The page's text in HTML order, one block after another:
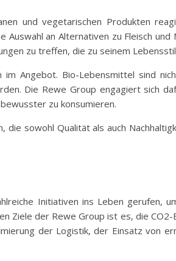
und vegetarischen Produkten
an Alternativen zu Fleisch und
zu treffen, die zu seinem
Angebot. Bio-Lebensmittel sind
Die Rewe Group engagiert sich
zu konsumieren.
sowohl Qualität als auch
Initiativen ins Leben gerufen,
Ziele der Rewe Group ist es, die
der Logistik, der Einsatz von